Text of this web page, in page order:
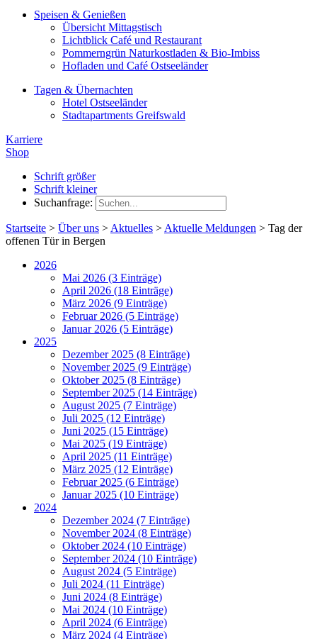
Speisen & Genießen
Übersicht Mittagstisch
Lichtblick Café und Restaurant
Pommerngrün Naturkostladen & Bio-Imbiss
Hofladen und Café Ostseeländer
Tagen & Übernachten
Hotel Ostseeländer
Stadtapartments Greifswald
Karriere
Shop
Schrift größer
Schrift kleiner
Suchanfrage:
Startseite > Über uns > Aktuelles > Aktuelle Meldungen > Tag der
offenen Tür in Bergen
2026
Mai 2026 (3 Einträge)
April 2026 (18 Einträge)
März 2026 (9 Einträge)
Februar 2026 (5 Einträge)
Januar 2026 (5 Einträge)
2025
Dezember 2025 (8 Einträge)
November 2025 (9 Einträge)
Oktober 2025 (8 Einträge)
September 2025 (14 Einträge)
August 2025 (7 Einträge)
Juli 2025 (12 Einträge)
Juni 2025 (15 Einträge)
Mai 2025 (19 Einträge)
April 2025 (11 Einträge)
März 2025 (12 Einträge)
Februar 2025 (6 Einträge)
Januar 2025 (10 Einträge)
2024
Dezember 2024 (7 Einträge)
November 2024 (8 Einträge)
Oktober 2024 (10 Einträge)
September 2024 (10 Einträge)
August 2024 (5 Einträge)
Juli 2024 (11 Einträge)
Juni 2024 (8 Einträge)
Mai 2024 (10 Einträge)
April 2024 (6 Einträge)
März 2024 (4 Einträge)